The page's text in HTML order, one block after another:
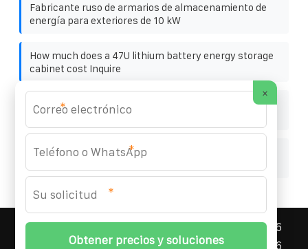
Fabricante ruso de armarios de almacenamiento de
energía para exteriores de 10 kW
How much does a 47U lithium battery energy storage
cabinet cost Inquire
Nueva generación de armarios de almacenamiento de
energía híbrida en salas de estaciones base
Agrietamiento de paneles fotovoltaicos
ASNEF ENERGY STORAGE CONTAINER
2026
Todos los derechos reservados. | Teléfono:
+34 96
×
*
*
*